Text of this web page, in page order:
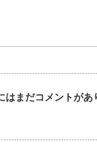
はまだコメントがあ